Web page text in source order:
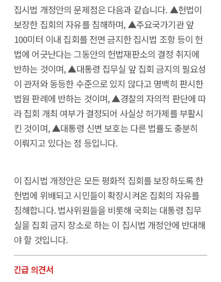
집시법 개정안의 문제점은 다음과 같습니다. ▲헌법이
보장한 집회의 자유를 침해하며, ▲주요국가기관 앞
100미터 이내 집회를 전면 금지한 집시법 조항 등이 헌
법에 어긋난다는 그동안의 헌법재판소의 결정 취지에
반하는 것이며, ▲대통령 집무실 앞 집회 금지의 필요성
이 관저와 동등한 수준으로 있지 않다고 명백히 판시한
법원 판례에 반하는 것이며, ▲경찰의 자의적 판단에 따
라 집회 개최 여부가 결정되어 사실상 허가제를 부활시
킨 것이며, ▲대통령 신변 보호는 다른 법률도 충분히
이뤄지고 있다는 점 등입니다.
이 집시법 개정안은 모든 평화적 집회를 보장하도록 한
헌법에 위배되고 시민들이 확장시켜온 집회의 자유를
침해합니다. 법사위원들을 비롯해 국회는 대통령 집무
실을 집회 금지 장소로 하는 이 집시법 개정안에 반대해
야 할 것입니다.
긴급 의견서